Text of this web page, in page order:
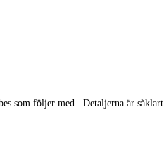
som följer med. Detaljerna är